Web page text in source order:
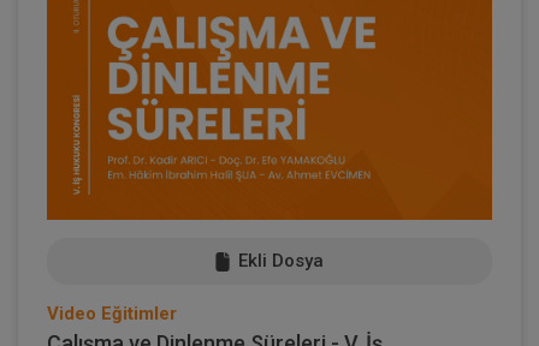
Ekli Dosya
Video Eğitimler